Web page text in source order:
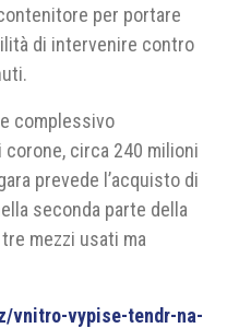
per portare
di intervenire contro
complessivo
corone, circa 240 milioni
prevede l’acquisto di
seconda parte della
mezzi usati ma
vnitro-vypise-tendr-na-